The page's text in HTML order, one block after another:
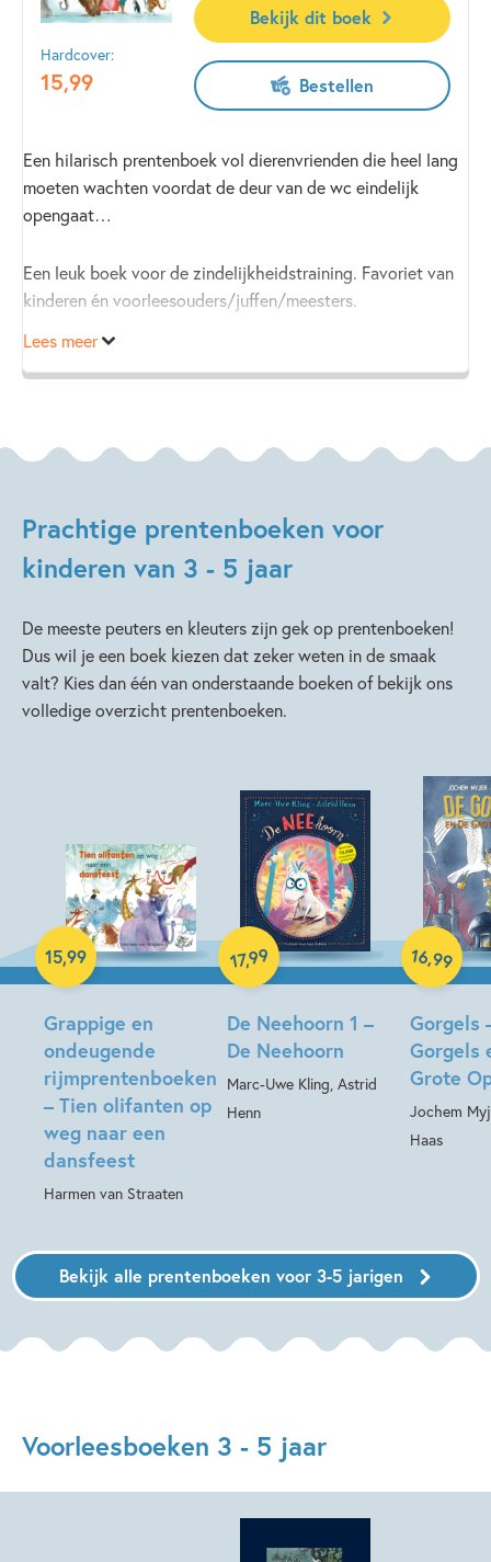
Hardcover:
15,99
Bekijk dit boek
Bestellen
Een hilarisch prentenboek vol dierenvrienden die heel lang
moeten wachten voordat de deur van de wc eindelijk
opengaat…
Een leuk boek voor de zindelijkheidstraining. Favoriet van
kinderen én voorleesouders/juffen/meesters.
Lees meer
Prachtige prentenboeken voor
kinderen van 3 - 5 jaar
De meeste peuters en kleuters zijn gek op prentenboeken!
Dus wil je een boek kiezen dat zeker weten in de smaak
valt? Kies dan één van onderstaande boeken of bekijk ons
volledige overzicht prentenboeken.
Grappige en
ondeugende
rijmprentenboeken
– Tien olifanten op
weg naar een
dansfeest
Harmen van Straaten
15,99
Hardcover
De Neehoorn 1 –
De Neehoorn
Marc-Uwe Kling, Astrid
Henn
17,99
Hardcover
Gorgels
Gorgels
Grote
Jochem
Haas
16,99
Hardcover
Bekijk alle prentenboeken voor 3-5 jarigen
Voorleesboeken 3 - 5 jaar